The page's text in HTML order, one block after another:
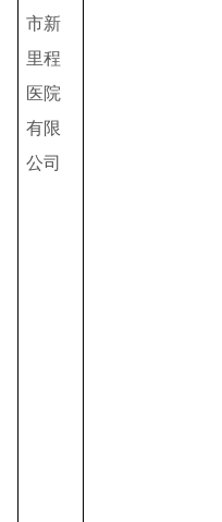
市新
里程
医院
有限
公司